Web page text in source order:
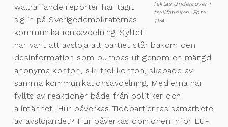
faktas Undercover i
trollfabriken. Foto:
TV4
wallraffande reporter har tagit
sig in på Sverigedemokraternas
kommunikationsavdelning. Syftet
har varit att avslöja att partiet står bakom den
desinformation som pumpas ut genom en mängd
anonyma konton, s.k. trollkonton, skapade av
samma kommunikationsavdelning. Medierna har
fyllts av reaktioner både från politiker och
allmänhet. Hur påverkas Tidöpartiernas samarbete
av avslöjandet? Hur påverkas opinionen inför EU-